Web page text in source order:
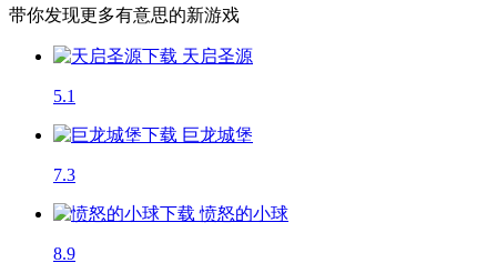
带你发现更多有意思的新游戏
天启圣源
5.1
巨龙城堡
7.3
愤怒的小球
8.9